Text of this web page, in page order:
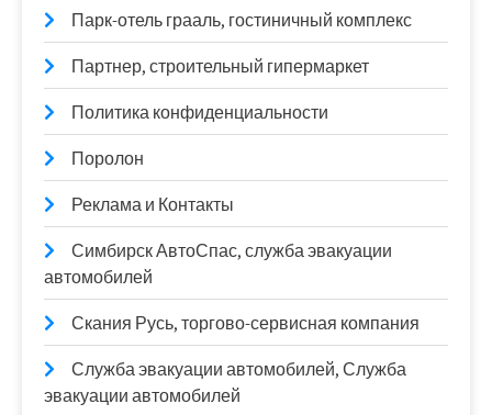
Парк-отель грааль, гостиничный комплекс
Партнер, строительный гипермаркет
Политика конфиденциальности
Поролон
Реклама и Контакты
Симбирск АвтоСпас, служба эвакуации
автомобилей
Скания Русь, торгово-сервисная компания
Служба эвакуации автомобилей, Служба
эвакуации автомобилей